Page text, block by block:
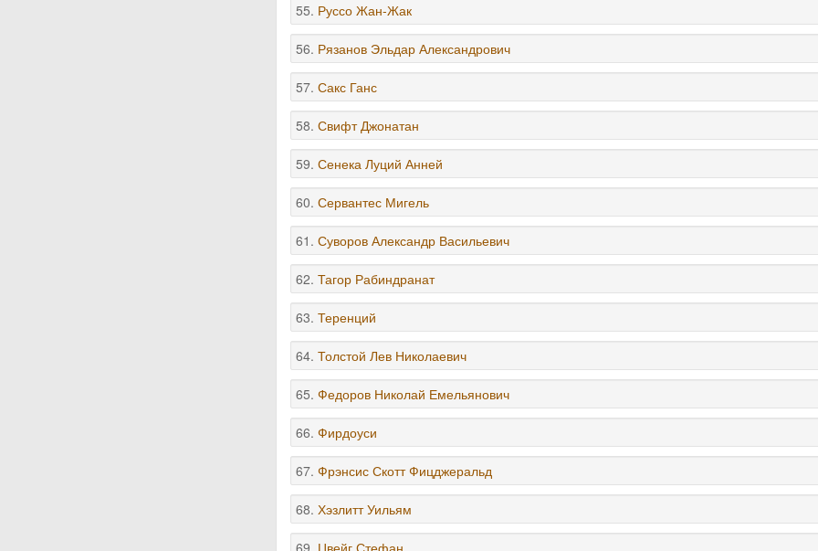
55. Руссо Жан-Жак
56. Рязанов Эльдар Александрович
57.Сакс Ганс
58.Свифт Джонатан
59.Сенека Луций Анней
60.Сервантес Мигель
61.Суворов Александр Васильевич
62.Тагор Рабиндранат
63.Теренций
64.Толстой Лев Николаевич
65.Федоров Николай Емельянович
66.Фирдоуси
67.Фрэнсис Скотт Фицджеральд
68.Хэзлитт Уильям
69. Цвейг Стефан